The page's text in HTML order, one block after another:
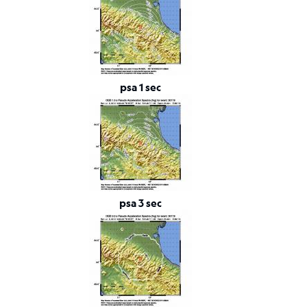
Tensore
Momento
Background
scientifico
Bibliografia
Links
relativi
psa 1 sec
psa 3 sec